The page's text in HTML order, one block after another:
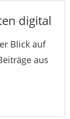
digital
Blick auf
aus